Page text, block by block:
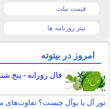
قیمت تبلت
تیتر روزنامه ها
امروز در بیتوته
فال روزانه - پنج شنبه 15 مرداد
تور آل یا یوآل چیست؟ تفاوت‌های